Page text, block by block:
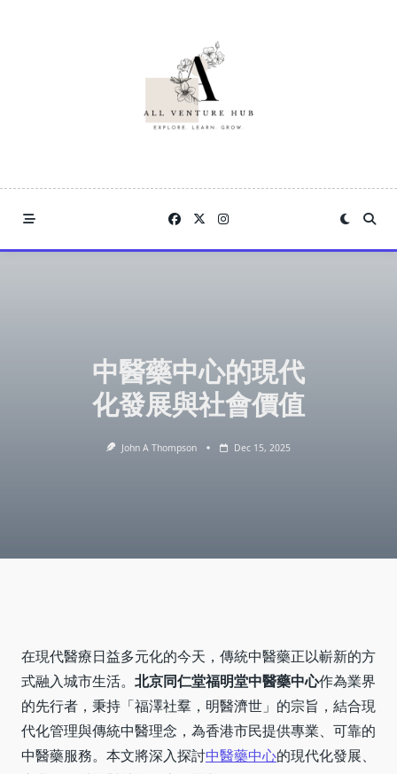
中醫藥中心的現代
化發展與社會價值
John A Thompson Dec 15, 2025
在現代醫療日益多元化的今天，傳統中醫藥正以嶄新的方
式融入城市生活。 北京同仁堂福明堂中醫藥中心作為業界
的先行者，秉持「福澤社羣，明醫濟世」的宗旨，結合現
代化管理與傳統中醫理念，為香港市民提供專業、可靠的
中醫藥服務。本文將深入探討中醫藥中心的現代化發展、